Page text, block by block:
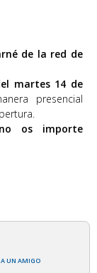
de la red de
martes 14 de
presencial
os importe
UN AMIGO